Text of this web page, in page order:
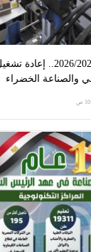
خطة الصناعة 2026/
والصناعة الخضراء